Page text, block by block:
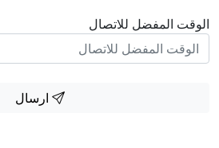
الوقت المفضل للاتصال
ارسال